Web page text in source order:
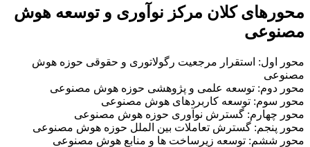
محورهای کلان مرکز نوآوری و توسعه هوش
مصنوعی
محور اول: استقرار مرجعیت رگولاتوری و حقوقی حوزه هوش
مصنوعی
محور دوم: توسعه علمی و پژوهشی حوزه هوش مصنوعی
محور سوم: توسعه کاربردهای هوش مصنوعی
محور چهارم: گسترش نوآوری حوزه هوش مصنوعی
محور پنجم: گسترش تعاملات بین الملل حوزه هوش مصنوعی
محور ششم: توسعه زیرساخت ها و منابع هوش مصنوعی